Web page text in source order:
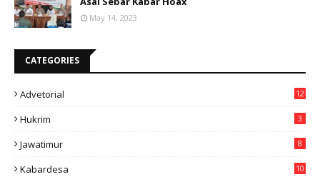
May 14, 2023
CATEGORIES
Advetorial 12
Hukrim 3
Jawatimur 8
Kabardesa
10